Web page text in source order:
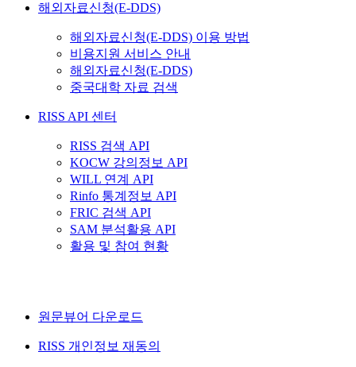
해외자료신청(E-DDS)
해외자료신청(E-DDS) 이용 방법
비용지원 서비스 안내
해외자료신청(E-DDS)
중국대학 자료 검색
RISS API 센터
RISS 검색 API
KOCW 강의정보 API
WILL 연계 API
Rinfo 통계정보 API
FRIC 검색 API
SAM 분석활용 API
활용 및 참여 현황
원문뷰어 다운로드
RISS 개인정보 재동의